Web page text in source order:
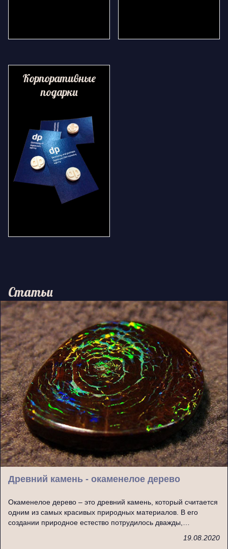
Корпоративные
подарки
Статьи
Древний камень - окаменелое дерево
Окаменелое дерево – это древний камень, который считается
одним из самых красивых природных материалов. В его
создании природное естество потрудилось дважды,…
19.08.2020